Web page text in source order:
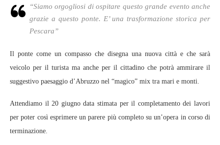
“Siamo orgogliosi di ospitare questo grande evento anche
grazie a questo ponte. E’ una trasformazione storica per
Pescara”
Il ponte come un compasso che disegna una nuova città e che sarà
veicolo per il turista ma anche per il cittadino che potrà ammirare il
suggestivo paesaggio d’Abruzzo nel “magico” mix tra mari e monti.
Attendiamo il 20 giugno data stimata per il completamento dei lavori
per poter così esprimere un parere più completo su un’opera in corso di
terminazione.